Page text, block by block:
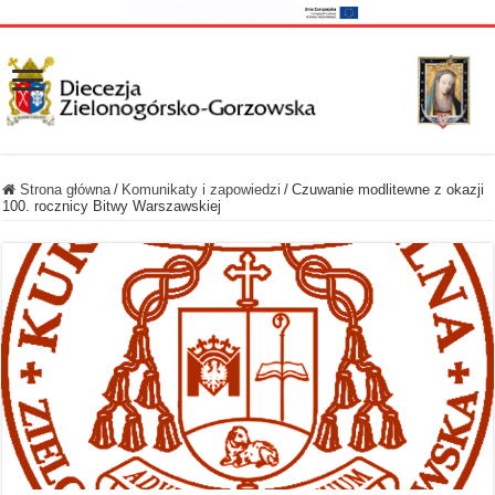
Strona główna / Komunikaty i zapowiedzi / Czuwanie modlitewne z okazji
100. rocznicy Bitwy Warszawskiej